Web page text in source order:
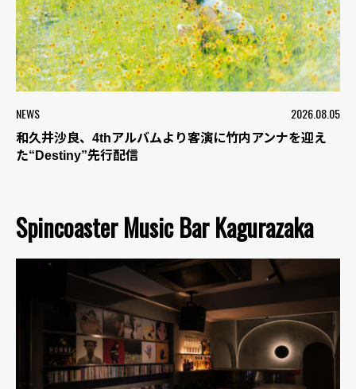
NEWS 2026.08.05
和久井沙良、4thアルバムより客演に竹内アンナを迎え
た“Destiny”先行配信
Spincoaster Music Bar Kagurazaka